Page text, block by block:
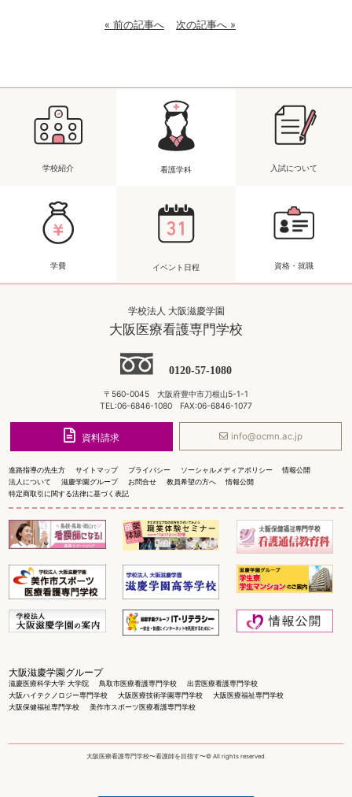
« 前の記事へ 次の記事へ »
学校紹介 看護学科 入試について
学費 イベント日程 資格・就職
学校法人 大阪滋慶学園
大阪医療看護専門学校
0120-57-1080
〒560-0045 大阪府豊中市刀根山5-1-1
TEL:06-6846-1080 FAX:06-6846-1077
資料請求 info@ocmn.ac.jp
進路指導の先生方 サイトマップ プライバシー ソーシャルメディアポリシー
情報公開
法人について
滋慶学園グループ お問合せ 教員希望の方へ
情報公開
特定商取引に関する法律に基づく表記
大阪滋慶学園グループ
滋慶医療科学大学 大学院 鳥取市医療看護専門学校
出雲医療看護専門学校
大阪ハイテクノロジー専門学校
大阪医療技術学園専門学校
大阪医療福祉専門学校
大阪保健福祉専門学校
美作市スポーツ医療看護専門学校
大阪医療看護専門学校〜看護師を目指す〜© All rights reserved.